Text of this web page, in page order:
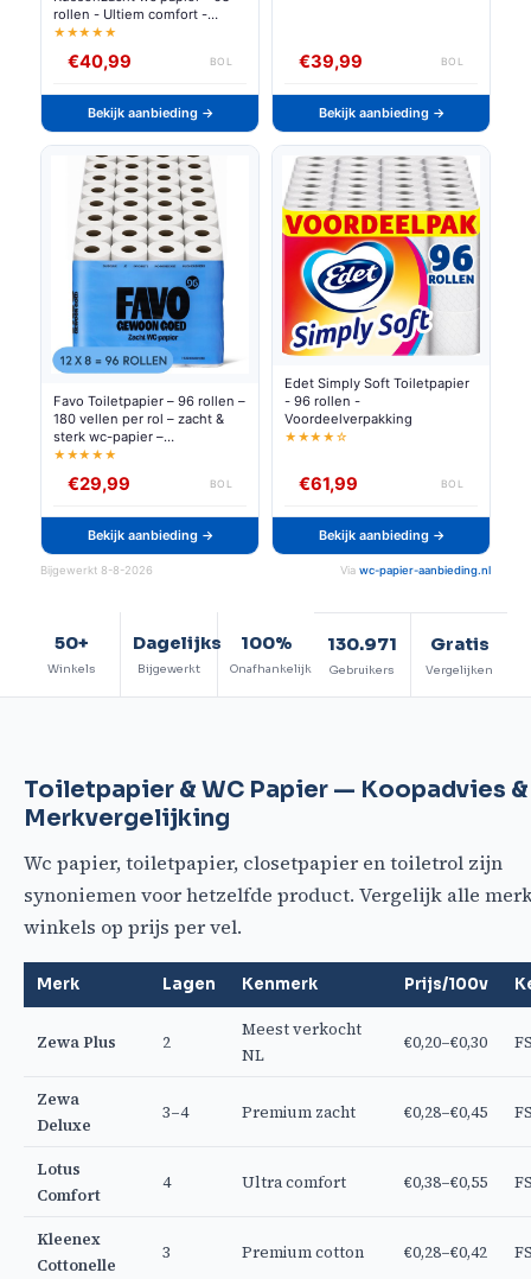
rollen - Ultiem comfort -
Voordeelverpakking
★★★★★
€40,99 BOL
Bekijk aanbieding →
€39,99 BOL
Bekijk aanbieding →
Favo Toiletpapier – 96 rollen –
180 vellen per rol – zacht &
sterk wc-papier –
voordeelverpakking
★★★★★
€29,99 BOL
Bekijk aanbieding →
Edet Simply Soft Toiletpapier
- 96 rollen -
Voordeelverpakking
★★★★☆
€61,99 BOL
Bekijk aanbieding →
Bijgewerkt 8-8-2026 Via wc-papier-aanbieding.nl
50+
Winkels
Dagelijks
Bijgewerkt
100%
Onafhankelijk
130.971
Gebruikers
Gratis
Vergelijken
Toiletpapier & WC Papier — Koopadvies &
Merkvergelijking
Wc papier, toiletpapier, closetpapier en toiletrol zijn
synoniemen voor hetzelfde product. Vergelijk alle
winkels op prijs per vel.
Merk Lagen Kenmerk Prijs/100v
Zewa Plus 2
Meest verkocht
NL
€0,20–€0,30
Zewa
Deluxe
3–4 Premium zacht €0,28–€0,45
Lotus
Comfort
4 Ultra comfort €0,38–€0,55
Kleenex
Cottonelle
3 Premium cotton €0,28–€0,42